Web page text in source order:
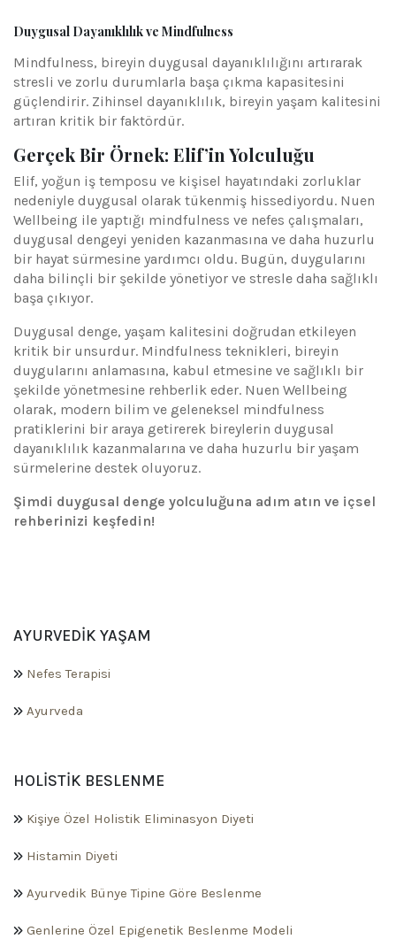
Duygusal Dayanıklılık ve Mindfulness
Mindfulness, bireyin duygusal dayanıklılığını artırarak
stresli ve zorlu durumlarla başa çıkma kapasitesini
güçlendirir. Zihinsel dayanıklılık, bireyin yaşam kalitesini
artıran kritik bir faktördür.
Gerçek Bir Örnek: Elif’in Yolculuğu
Elif, yoğun iş temposu ve kişisel hayatındaki zorluklar
nedeniyle duygusal olarak tükenmiş hissediyordu. Nuen
Wellbeing ile yaptığı mindfulness ve nefes çalışmaları,
duygusal dengeyi yeniden kazanmasına ve daha huzurlu
bir hayat sürmesine yardımcı oldu. Bugün, duygularını
daha bilinçli bir şekilde yönetiyor ve stresle daha sağlıklı
başa çıkıyor.
Duygusal denge, yaşam kalitesini doğrudan etkileyen
kritik bir unsurdur. Mindfulness teknikleri, bireyin
duygularını anlamasına, kabul etmesine ve sağlıklı bir
şekilde yönetmesine rehberlik eder. Nuen Wellbeing
olarak, modern bilim ve geleneksel mindfulness
pratiklerini bir araya getirerek bireylerin duygusal
dayanıklılık kazanmalarına ve daha huzurlu bir yaşam
sürmelerine destek oluyoruz.
Şimdi duygusal denge yolculuğuna adım atın ve içsel
rehberinizi keşfedin!
AYURVEDIK YAŞAM
Nefes Terapisi
Ayurveda
HOLISTIK BESLENME
Kişiye Özel Holistik Eliminasyon Diyeti
Histamin Diyeti
Ayurvedik Bünye Tipine Göre Beslenme
Genlerine Özel Epigenetik Beslenme Modeli